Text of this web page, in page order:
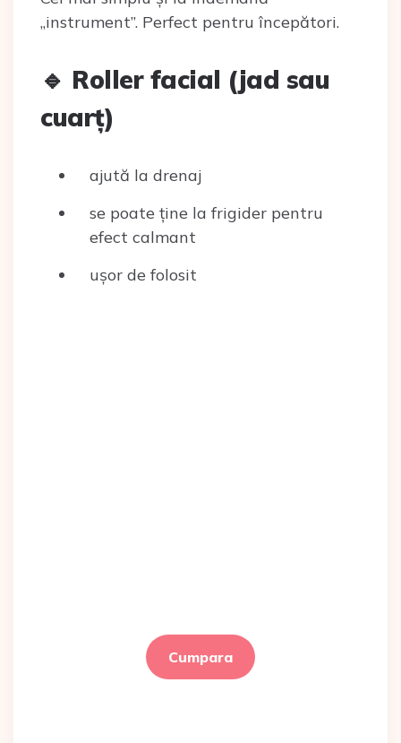
„instrument”. Perfect pentru începători.
🔹 Roller facial (jad sau
cuarț)
ajută la drenaj
se poate ține la frigider pentru
efect calmant
ușor de folosit
Cumpara